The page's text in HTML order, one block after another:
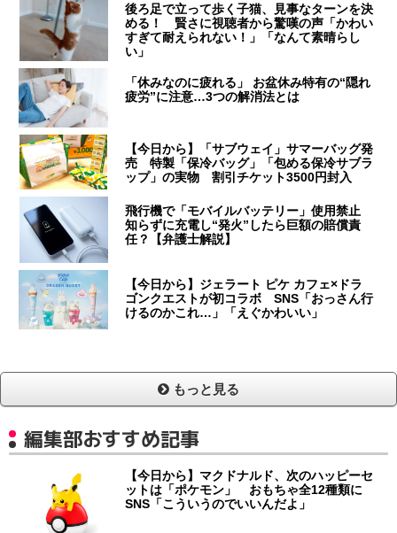
後ろ足で立って歩く子猫、見事なターンを決
める！ 賢さに視聴者から驚嘆の声「かわい
すぎて耐えられない！」「なんて素晴らし
い」
「休みなのに疲れる」 お盆休み特有の“隠れ
疲労”に注意…3つの解消法とは
【今日から】「サブウェイ」サマーバッグ発
売 特製「保冷バッグ」「包める保冷サブラ
ップ」の実物 割引チケット3500円封入
飛行機で「モバイルバッテリー」使用禁止
知らずに充電し“発火”したら巨額の賠償責
任？【弁護士解説】
【今日から】ジェラート ピケ カフェ×ドラ
ゴンクエストが初コラボ SNS「おっさん行
けるのかこれ…」「えぐかわいい」
もっと見る
編集部おすすめ記事
【今日から】マクドナルド、次のハッピーセ
ットは「ポケモン」 おもちゃ全12種類に
SNS「こういうのでいいんだよ」